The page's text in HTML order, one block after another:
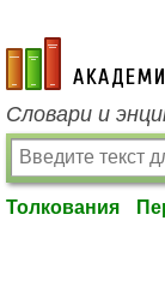
academic.ru
Словари и
Толкования